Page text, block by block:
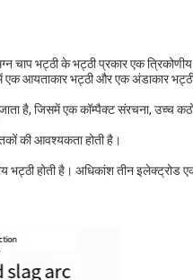
भट्ठी के भट्ठी प्रकार एक
आयताकार भट्ठी और एक अंडाकार
है, जिसमें एक कॉम्पैक्ट संरचना, उच्च
की आवश्यकता होती है।
भट्ठी होती है। अधिकांश तीन इलेक्ट्रोड